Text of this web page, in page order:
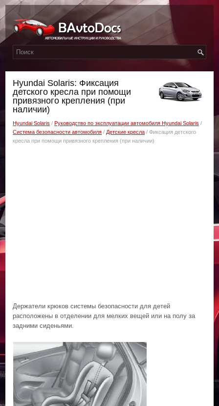
Hyundai Solaris: Фиксация
детского кресла при помощи
привязного крепления (при
наличии)
Hyundai Solaris /Руководство по эксплуатации автомобиля Hyundai Solaris /
Система безопасности автомобиля / Детские кресла / Фиксация детского
кресла при помощи привязного крепления (при наличии)
Держатели крюков системы безопасности для детей
расположены в отделении для мелких вещей или на полу за
задними сиденьями.